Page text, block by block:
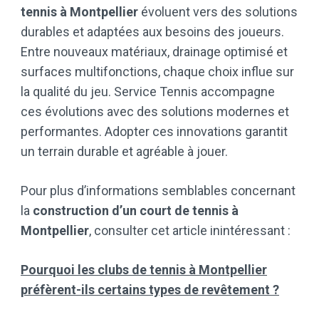
tennis à Montpellier évoluent vers des solutions
durables et adaptées aux besoins des joueurs.
Entre nouveaux matériaux, drainage optimisé et
surfaces multifonctions, chaque choix influe sur
la qualité du jeu. Service Tennis accompagne
ces évolutions avec des solutions modernes et
performantes. Adopter ces innovations garantit
un terrain durable et agréable à jouer.
Pour plus d’informations semblables concernant
la construction d’un court de tennis à
Montpellier, consulter cet article inintéressant :
Pourquoi les clubs de tennis à Montpellier
préfèrent-ils certains types de revêtement ?